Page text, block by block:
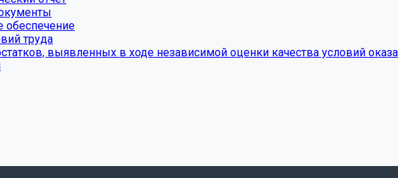
обеспечение
труда
выявленных в ходе независимой оценки качества условий